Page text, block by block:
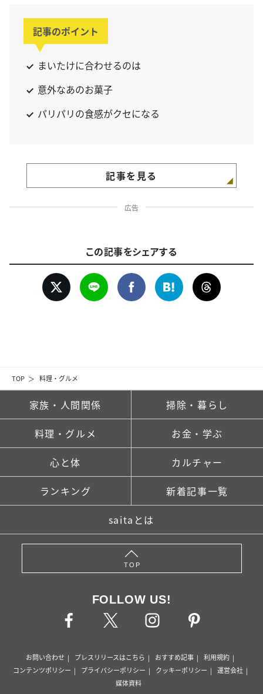
TOP 料理・グルメ
記事のポイント
まいたけに合わせるのは
意外なあのお菓子
パリパリの食感がクセになる
記事を見る
広告
この記事をシェアする
家族・人間関係 掃除・暮らし
料理・グルメ お金・学ぶ
心と体 カルチャー
ランキング 新着記事一覧
saitaとは
TOP
FOLLOW US!
お問い合わせ プレスリリースはこちら おすすめ記事
利用規約
コンテンツポリシー
プライバシーポリシー クッキーポリシー
運営会社
媒体資料